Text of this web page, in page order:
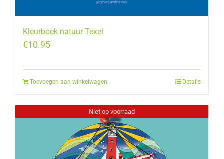
Kleurboek natuur Texel
€10.95
Toevoegen aan winkelwagen Details
Niet op voorraad